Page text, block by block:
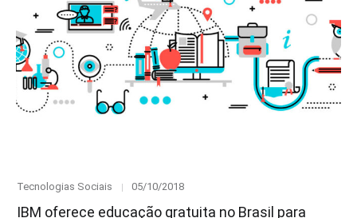
Category
Tecnologias Sociais
Posted
05/10/2018
IBM oferece educação gratuita no Brasil para